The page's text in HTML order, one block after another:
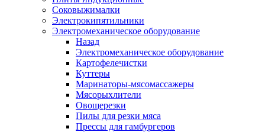
Соковыжималки
Электрокипятильники
Электромеханическое оборудование
Назад
Электромеханическое оборудование
Картофелечистки
Куттеры
Маринаторы-мясомассажеры
Мясорыхлители
Овощерезки
Пилы для резки мяса
Прессы для гамбургеров